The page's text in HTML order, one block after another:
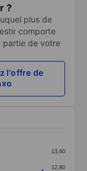
?
plus de
comporte
partie de votre
l'offre de
12,80
13,60